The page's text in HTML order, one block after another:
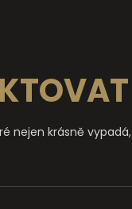
nejen krásně